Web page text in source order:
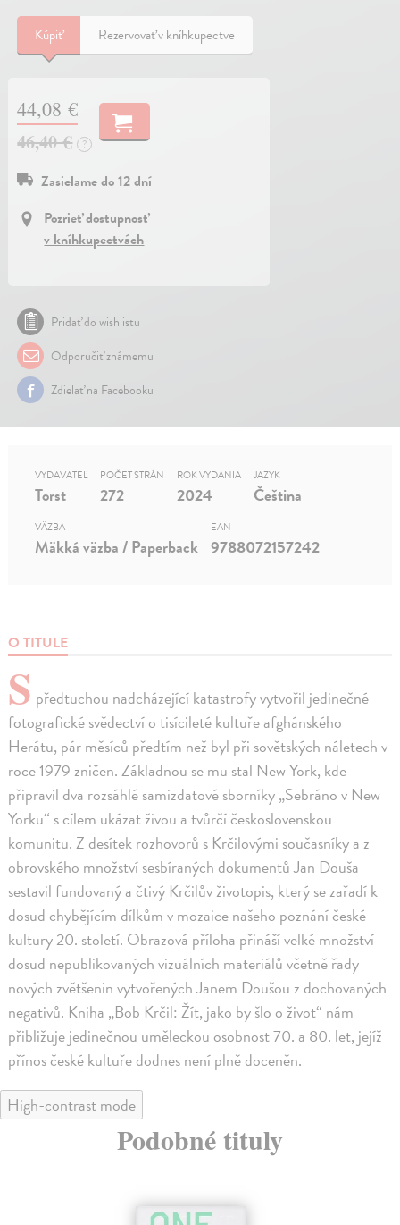
Kúpiť Rezervovať v kníhkupectve
44,08 €
46,40 €
?
Zasielame do 12 dní
Pozrieť dostupnosť
v kníhkupectvách
Pridať do wishlistu
Odporučiť známemu
Zdielať na Facebooku
O TITULE
S předtuchou nadcházející katastrofy vytvořil jedinečné
fotografické svědectví o tisícileté kultuře afghánského
Herátu, pár měsíců předtím než byl při sovětských náletech v
roce 1979 zničen. Základnou se mu stal New York, kde
připravil dva rozsáhlé samizdatové sborníky „Sebráno v New
Yorku“ s cílem ukázat živou a tvůrčí československou
komunitu. Z desítek rozhovorů s Krčilovými současníky a z
obrovského množství sesbíraných dokumentů Jan Douša
sestavil fundovaný a čtivý Krčilův životopis, který se zařadí k
dosud chybějícím dílkům v mozaice našeho poznání české
kultury 20. století. Obrazová příloha přináší velké množství
dosud nepublikovaných vizuálních materiálů včetně řady
nových zvětšenin vytvořených Janem Doušou z dochovaných
negativů. Kniha „Bob Krčil: Žít, jako by šlo o život“ nám
přibližuje jedinečnou uměleckou osobnost 70. a 80. let, jejíž
přínos české kultuře dodnes není plně doceněn.
VYDAVATEĽ
Torst
POČET STRÁN
272
ROK VYDANIA
2024
JAZYK
Čeština
VÄZBA
Mäkká väzba / Paperback
EAN
9788072157242
High-contrast mode
Podobné tituly